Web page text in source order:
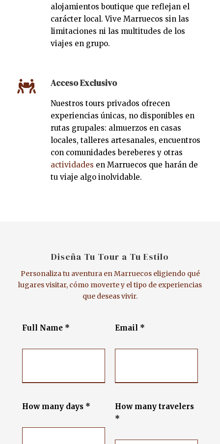
alojamientos boutique que reflejan el
carácter local. Vive Marruecos sin las
limitaciones ni las multitudes de los
viajes en grupo.
Acceso Exclusivo
Nuestros tours privados ofrecen
experiencias únicas, no disponibles en
rutas grupales: almuerzos en casas
locales, talleres artesanales, encuentros
con comunidades bereberes y otras
actividades en Marruecos que harán de
tu viaje algo inolvidable.
Diseña Tu Tour a Tu Estilo
Personaliza tu aventura en Marruecos eligiendo qué
lugares visitar, cómo moverte y el tipo de experiencias
que deseas vivir.
Full Name * Email *
How many days *
How many travelers
*